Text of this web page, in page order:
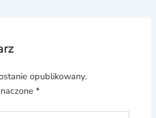
opublikowany.
*